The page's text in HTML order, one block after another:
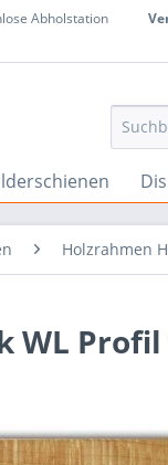
Abholstation
Holzrahmen
Profil